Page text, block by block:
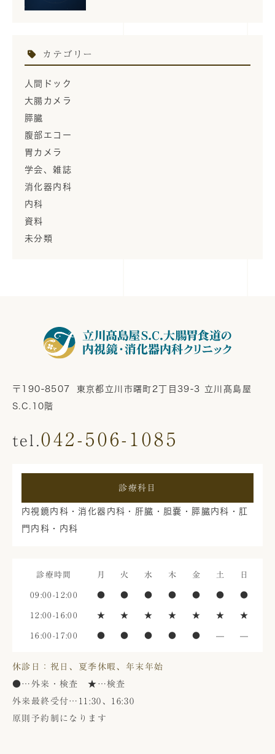
カテゴリー
人間ドック
大腸カメラ
膵臓
腹部エコー
胃カメラ
学会、雑誌
消化器内科
内科
資料
未分類
〒190-8507
東京都立川市曙町2丁目39-3 立川髙島屋
S.C.10階
042-506-1085
診療科目
内視鏡内科・消化器内科・肝臓・胆嚢・膵臓内科・肛
門内科・内科
診療時間 月 火 水 木 金 土 日
09:00-12:00 ● ● ● ● ● ● ●
12:00-16:00 ★ ★ ★ ★ ★ ★ ★
16:00-17:00 ● ● ● ● ● — —
休診日：祝日、夏季休暇、年末年始
●…外来・検査★ …検査
外来最終受付…11:30、16:30
原則予約制になります